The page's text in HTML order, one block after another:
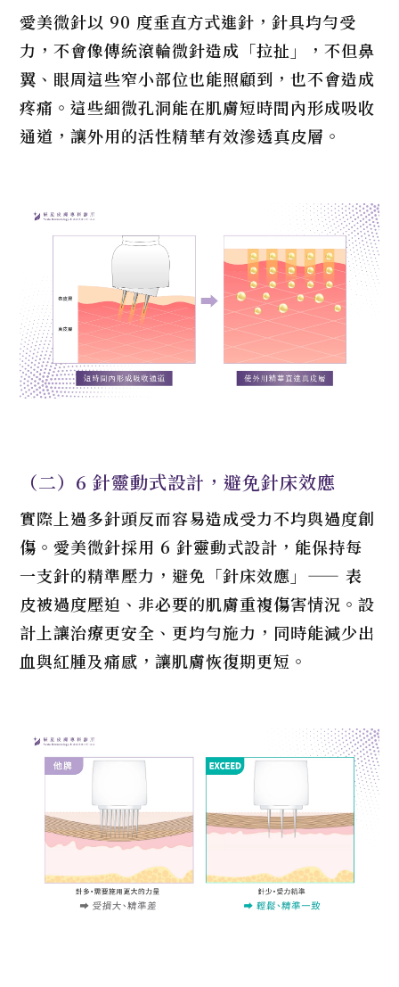
愛美微針以 90 度垂直方式進針，針具均勻受
力，不會像傳統滾輪微針造成「拉扯」，不但鼻
翼、眼周這些窄小部位也能照顧到，也不會造成
疼痛。這些細微孔洞能在肌膚短時間內形成吸收
通道，讓外用的活性精華有效滲透真皮層。
（二）6 針靈動式設計，避免針床效應
實際上過多針頭反而容易造成受力不均與過度創
傷。愛美微針採用 6 針靈動式設計，能保持每
一支針的精準壓力，避免「針床效應」—— 表
皮被過度壓迫、非必要的肌膚重複傷害情況。設
計上讓治療更安全、更均勻施力，同時能減少出
血與紅腫及痛感，讓肌膚恢復期更短。